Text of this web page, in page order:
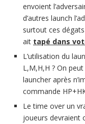
envoient
d’autres launch
surtout ces
ait tapé dans
L’utilisation du
L,M,H,H ? On
launcher après
commande
Le time over un
joueurs devraient